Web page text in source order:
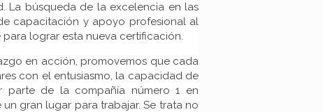
La búsqueda de la excelencia en las
capacitación y apoyo profesional al
lograr esta nueva certificación.
en acción, promovemos que cada
con el entusiasmo, la capacidad de
de la compañía número 1 en
gran lugar para trabajar. Se trata no